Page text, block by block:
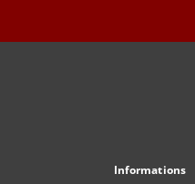
Informations